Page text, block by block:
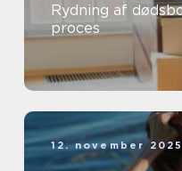
Rydning af
proces
12. november 2025